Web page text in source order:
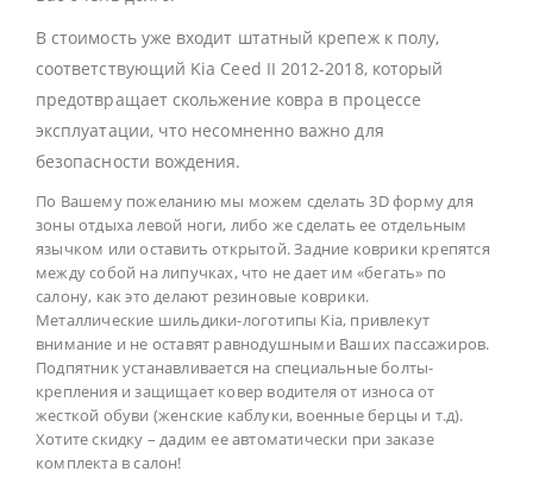
В стоимость уже входит штатный крепеж к полу,
соответствующий Kia Ceed II 2012-2018, который
предотвращает скольжение ковра в процессе
эксплуатации, что несомненно важно для
безопасности вождения.
По Вашему пожеланию мы можем сделать 3D форму для
зоны отдыха левой ноги, либо же сделать ее отдельным
язычком или оставить открытой. Задние коврики крепятся
между собой на липучках, что не дает им «бегать» по
салону, как это делают резиновые коврики.
Металлические шильдики-логотипы Kia, привлекут
внимание и не оставят равнодушными Ваших пассажиров.
Подпятник устанавливается на специальные болты-
крепления и защищает ковер водителя от износа от
жесткой обуви (женские каблуки, военные берцы и т.д).
Хотите скидку – дадим ее автоматически при заказе
комплекта в салон!